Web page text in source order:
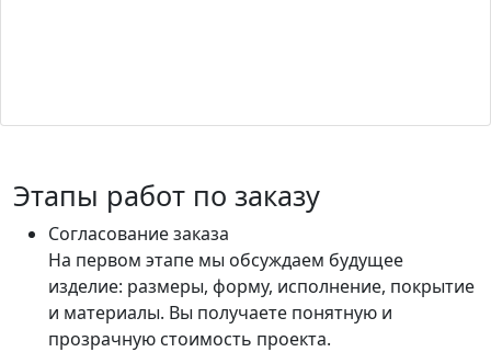
Этапы работ по заказу
Согласование заказа
На первом этапе мы обсуждаем будущее
изделие: размеры, форму, исполнение, покрытие
и материалы. Вы получаете понятную и
прозрачную стоимость проекта.